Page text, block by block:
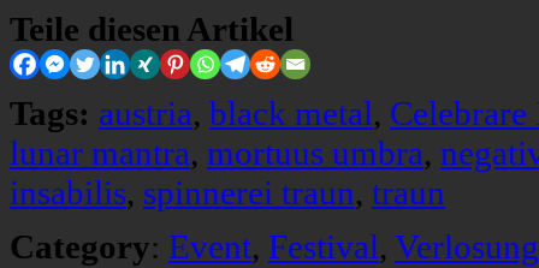
Teile diesen Artikel
Tags: austria, black metal,
lunar mantra, mortuus umbra,
insabilis, spinnerei traun, traun
Category: Event, Festival, Verlosung